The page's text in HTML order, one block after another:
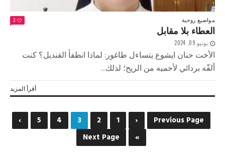
مواضيع روحية 3
العطاء بلا مقابل
يونيو 09, 2024
الأخت حنان ايشوع يتساءل طاغور: لماذا انطفأ القنديل؟ كنت
ألفّه بردائي لأحميه من الريح؛ لذلك...
أقرأ المزيد
Previous Page
‹
1
2
3
4
5
›
»
Next Page